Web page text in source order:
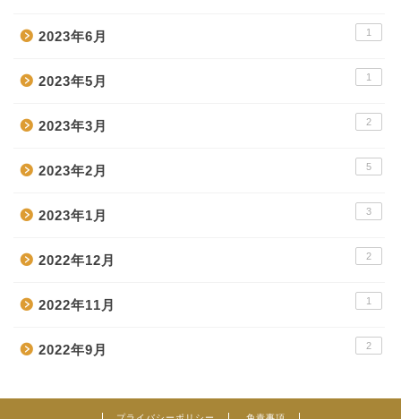
2023年6月 1
2023年5月 1
2023年3月 2
2023年2月 5
2023年1月 3
2022年12月 2
2022年11月 1
2022年9月 2